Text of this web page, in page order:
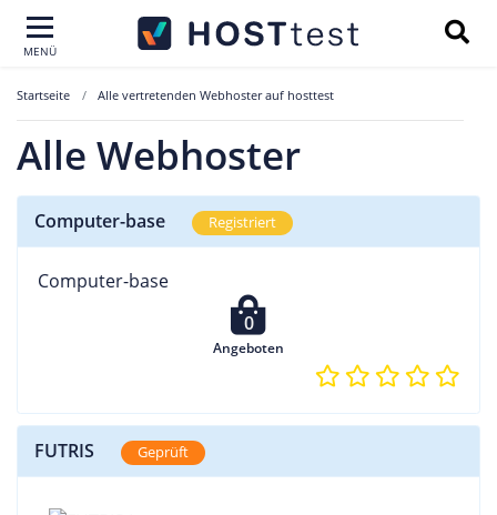
MENÜ
Startseite Alle vertretenden Webhoster auf hosttest
Alle Webhoster
Computer-base Registriert
Computer-base
0
Angeboten
FUTRIS Geprüft